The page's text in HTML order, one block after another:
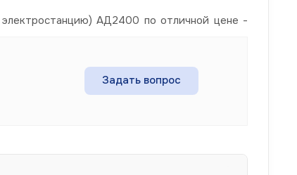
АД2400 по отличной цене -
Задать вопрос